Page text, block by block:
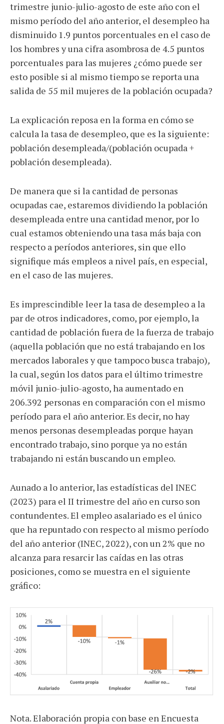
trimestre junio-julio-agosto de este año con el
mismo período del año anterior, el desempleo ha
disminuido 1.9 puntos porcentuales en el caso de
los hombres y una cifra asombrosa de 4.5 puntos
porcentuales para las mujeres ¿cómo puede ser
esto posible si al mismo tiempo se reporta una
salida de 55 mil mujeres de la población ocupada?
La explicación reposa en la forma en cómo se
calcula la tasa de desempleo, que es la siguiente:
población desempleada/(población ocupada +
población desempleada).
De manera que si la cantidad de personas
ocupadas cae, estaremos dividiendo la población
desempleada entre una cantidad menor, por lo
cual estamos obteniendo una tasa más baja con
respecto a períodos anteriores, sin que ello
signifique más empleos a nivel país, en especial,
en el caso de las mujeres.
Es imprescindible leer la tasa de desempleo a la
par de otros indicadores, como, por ejemplo, la
cantidad de población fuera de la fuerza de trabajo
(aquella población que no está trabajando en los
mercados laborales y que tampoco busca trabajo),
la cual, según los datos para el último trimestre
móvil junio-julio-agosto, ha aumentado en
206.392 personas en comparación con el mismo
período para el año anterior. Es decir, no hay
menos personas desempleadas porque hayan
encontrado trabajo, sino porque ya no están
trabajando ni están buscando un empleo.
Aunado a lo anterior, las estadísticas del INEC
(2023) para el II trimestre del año en curso son
contundentes. El empleo asalariado es el único
que ha repuntado con respecto al mismo período
del año anterior (INEC, 2022), con un 2% que no
alcanza para resarcir las caídas en las otras
posiciones, como se muestra en el siguiente
gráfico:
Nota. Elaboración propia con base en Encuesta